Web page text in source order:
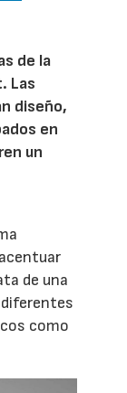
de la
Las
diseño,
en
un
de una
como